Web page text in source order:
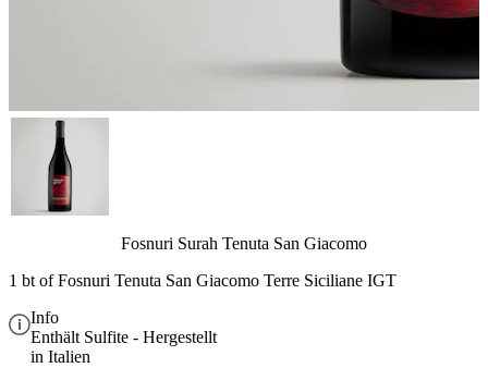
Fosnuri Surah Tenuta San Giacomo
1 bt ofFosnuri Tenuta San Giacomo Terre Siciliane IGT
Info
Enthält Sulfite - Hergestellt
in Italien